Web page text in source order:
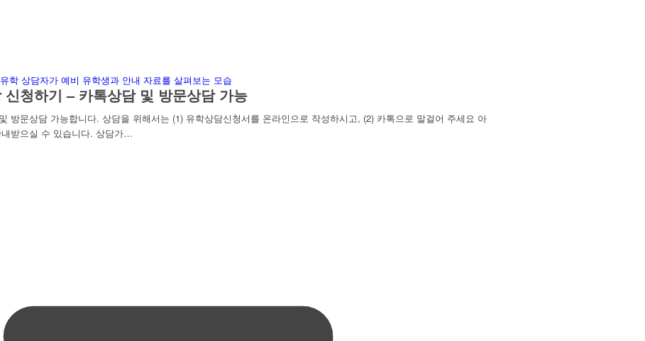
청하기 – 카톡상담 및 방문상담 가능
방문상담 가능합니다. 상담을 위해서는 (1) 유학상담신청서를 온라인으로 작성하시고, (2) 카톡으로 말걸어 주세요 아
받으실 수 있습니다. 상담가…